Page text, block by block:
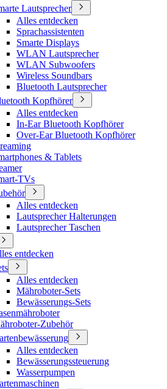
Lautsprecher
Alles entdecken
Sprachassistenten
Smarte Displays
WLAN Lautsprecher
WLAN Subwoofers
Wireless Soundbars
Bluetooth Lautsprecher
Kopfhörer
Alles entdecken
In-Ear Bluetooth Kopfhörer
Over-Ear Bluetooth Kopfhörer
& Tablets
TVs
Alles entdecken
Lautsprecher Halterungen
Lautsprecher Taschen
entdecken
Alles entdecken
Mähroboter-Sets
Bewässerungs-Sets
Zubehör
Alles entdecken
Bewässerungssteuerung
Wasserpumpen